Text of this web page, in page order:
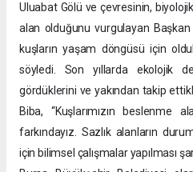
Uluabat Gölü ve çevresinin,
alan olduğunu vurgulayan
kuşların yaşam döngüsü için
söyledi. Son yıllarda ekolojik
gördüklerini ve yakından takip
Biba, “Kuşlarımızın beslenme
farkındayız. Sazlık alanların
için bilimsel çalışmalar yapılması